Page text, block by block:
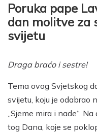
Poruka pape
dan molitve za
svijetu
Draga braćo i sestre!
Tema ovog Svjetskog
svijetu, koju je odabrao
„Sjeme mira i nade“.
tog Dana, koje se